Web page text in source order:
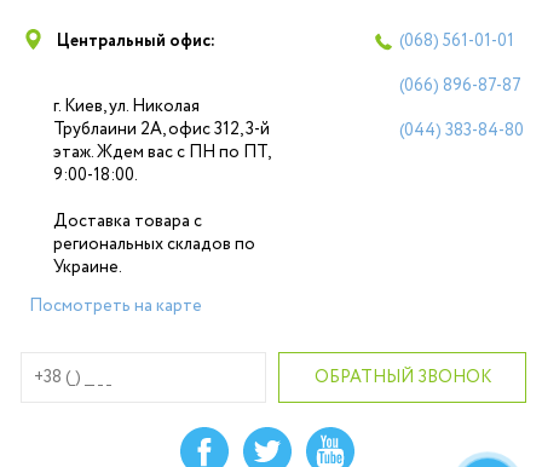
Центральный офис:
г. Киев, ул. Николая
Трублаини 2А, офис 312, 3-й
этаж. Ждем вас с ПН по ПТ,
9:00-18:00.
Доставка товара с
региональных складов по
Украине.
Посмотреть на карте
(068) 561-01-01
(066) 896-87-87
(044) 383-84-80